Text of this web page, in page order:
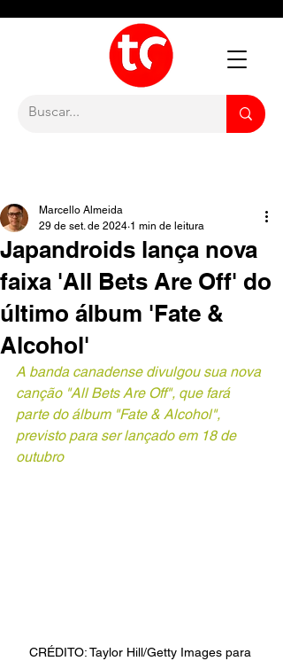
Japandroids lança nova
faixa 'All Bets Are Off' do
último álbum 'Fate &
Alcohol'
Marcello Almeida
29 de set. de 2024 1 min de leitura
A banda canadense divulgou sua nova
canção "All Bets Are Off", que fará
parte do álbum "Fate & Alcohol",
previsto para ser lançado em 18 de
outubro
CRÉDITO: Taylor Hill/Getty Images para